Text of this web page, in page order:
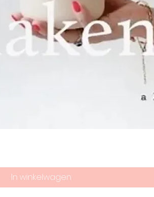
In winkelwagen